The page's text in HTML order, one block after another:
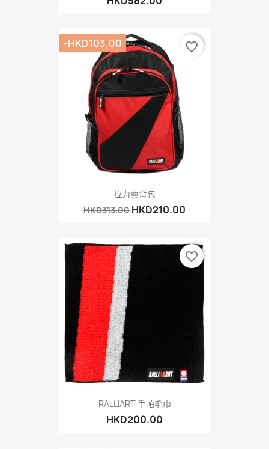
拉力藝背包
HKD313.00 HKD210.00
-HKD103.00 favorite_border
RALLIART 手帕毛巾
HKD200.00
favorite_border